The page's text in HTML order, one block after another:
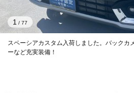
スペーシアカスタム入荷しました。バックカ
ーなど充実装備！
1 / 77